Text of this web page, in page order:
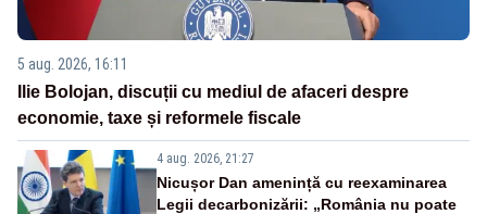
5 aug. 2026, 16:11
Ilie Bolojan, discuții cu mediul de afaceri despre
economie, taxe și reformele fiscale
4 aug. 2026, 21:27
Nicușor Dan amenință cu reexaminarea
Legii decarbonizării: „România nu poate